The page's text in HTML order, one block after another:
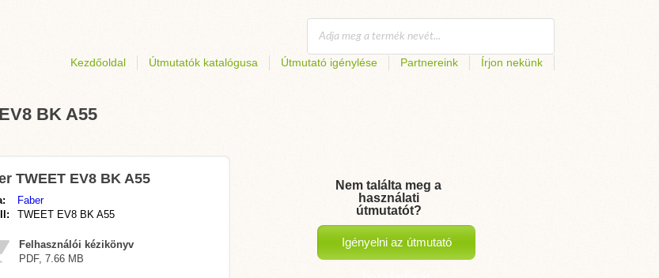
Kezdőoldal Útmutatók katalógusa Útmutató igénylése Partnereink Írjon nekünk
BK A55
TWEET EV8 BK A55
Faber
TWEET EV8 BK A55
Felhasználói kézikönyv
PDF, 7.66 MB
Nem találta meg a
használati
útmutatót?
Igényelni az útmutató